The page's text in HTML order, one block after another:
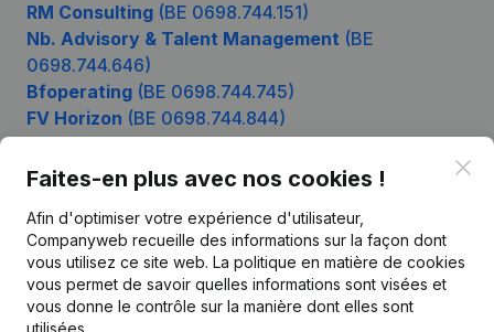
RM Consulting (BE 0698.744.151)
Nb. Advisory & Talent Management (BE
0698.744.646)
Bfoperating (BE 0698.744.745)
FV Horizon (BE 0698.744.844)
Faites-en plus avec nos cookies !
Afin d'optimiser votre expérience d'utilisateur,
Companyweb recueille des informations sur la façon dont
vous utilisez ce site web. La politique en matière de cookies
vous permet de savoir quelles informations sont visées et
vous donne le contrôle sur la manière dont elles sont
utilisées.
Français
Informations d’entreprise
Monitoring